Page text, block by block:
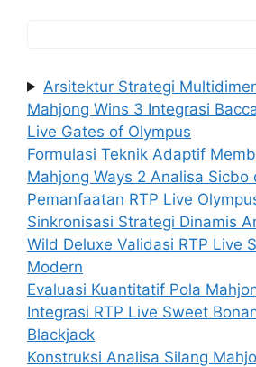
Arsitektur Strategi
Mahjong Wins 3 Integrasi
Live Gates of Olympus
Formulasi Teknik Adaptif
Mahjong Ways 2 Analisa Sicbo
Pemanfaatan RTP Live
Sinkronisasi Strategi Dinamis
Wild Deluxe Validasi RTP Live
Modern
Evaluasi Kuantitatif Pola
Integrasi RTP Live Sweet
Blackjack
Konstruksi Analisa Silang